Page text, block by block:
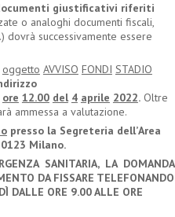
giustificativi riferiti
o analoghi documenti fiscali,
dovrà successivamente essere
oggetto AVVISO FONDI STADIO
ore 12.00 del 4 aprile 2022.Oltre
ammessa a valutazione.
presso la Segreteria dell’Area
Milano.
SANITARIA, LA DOMANDA
DA FISSARE TELEFONANDO
Ì DALLE ORE 9.00ALLE ORE